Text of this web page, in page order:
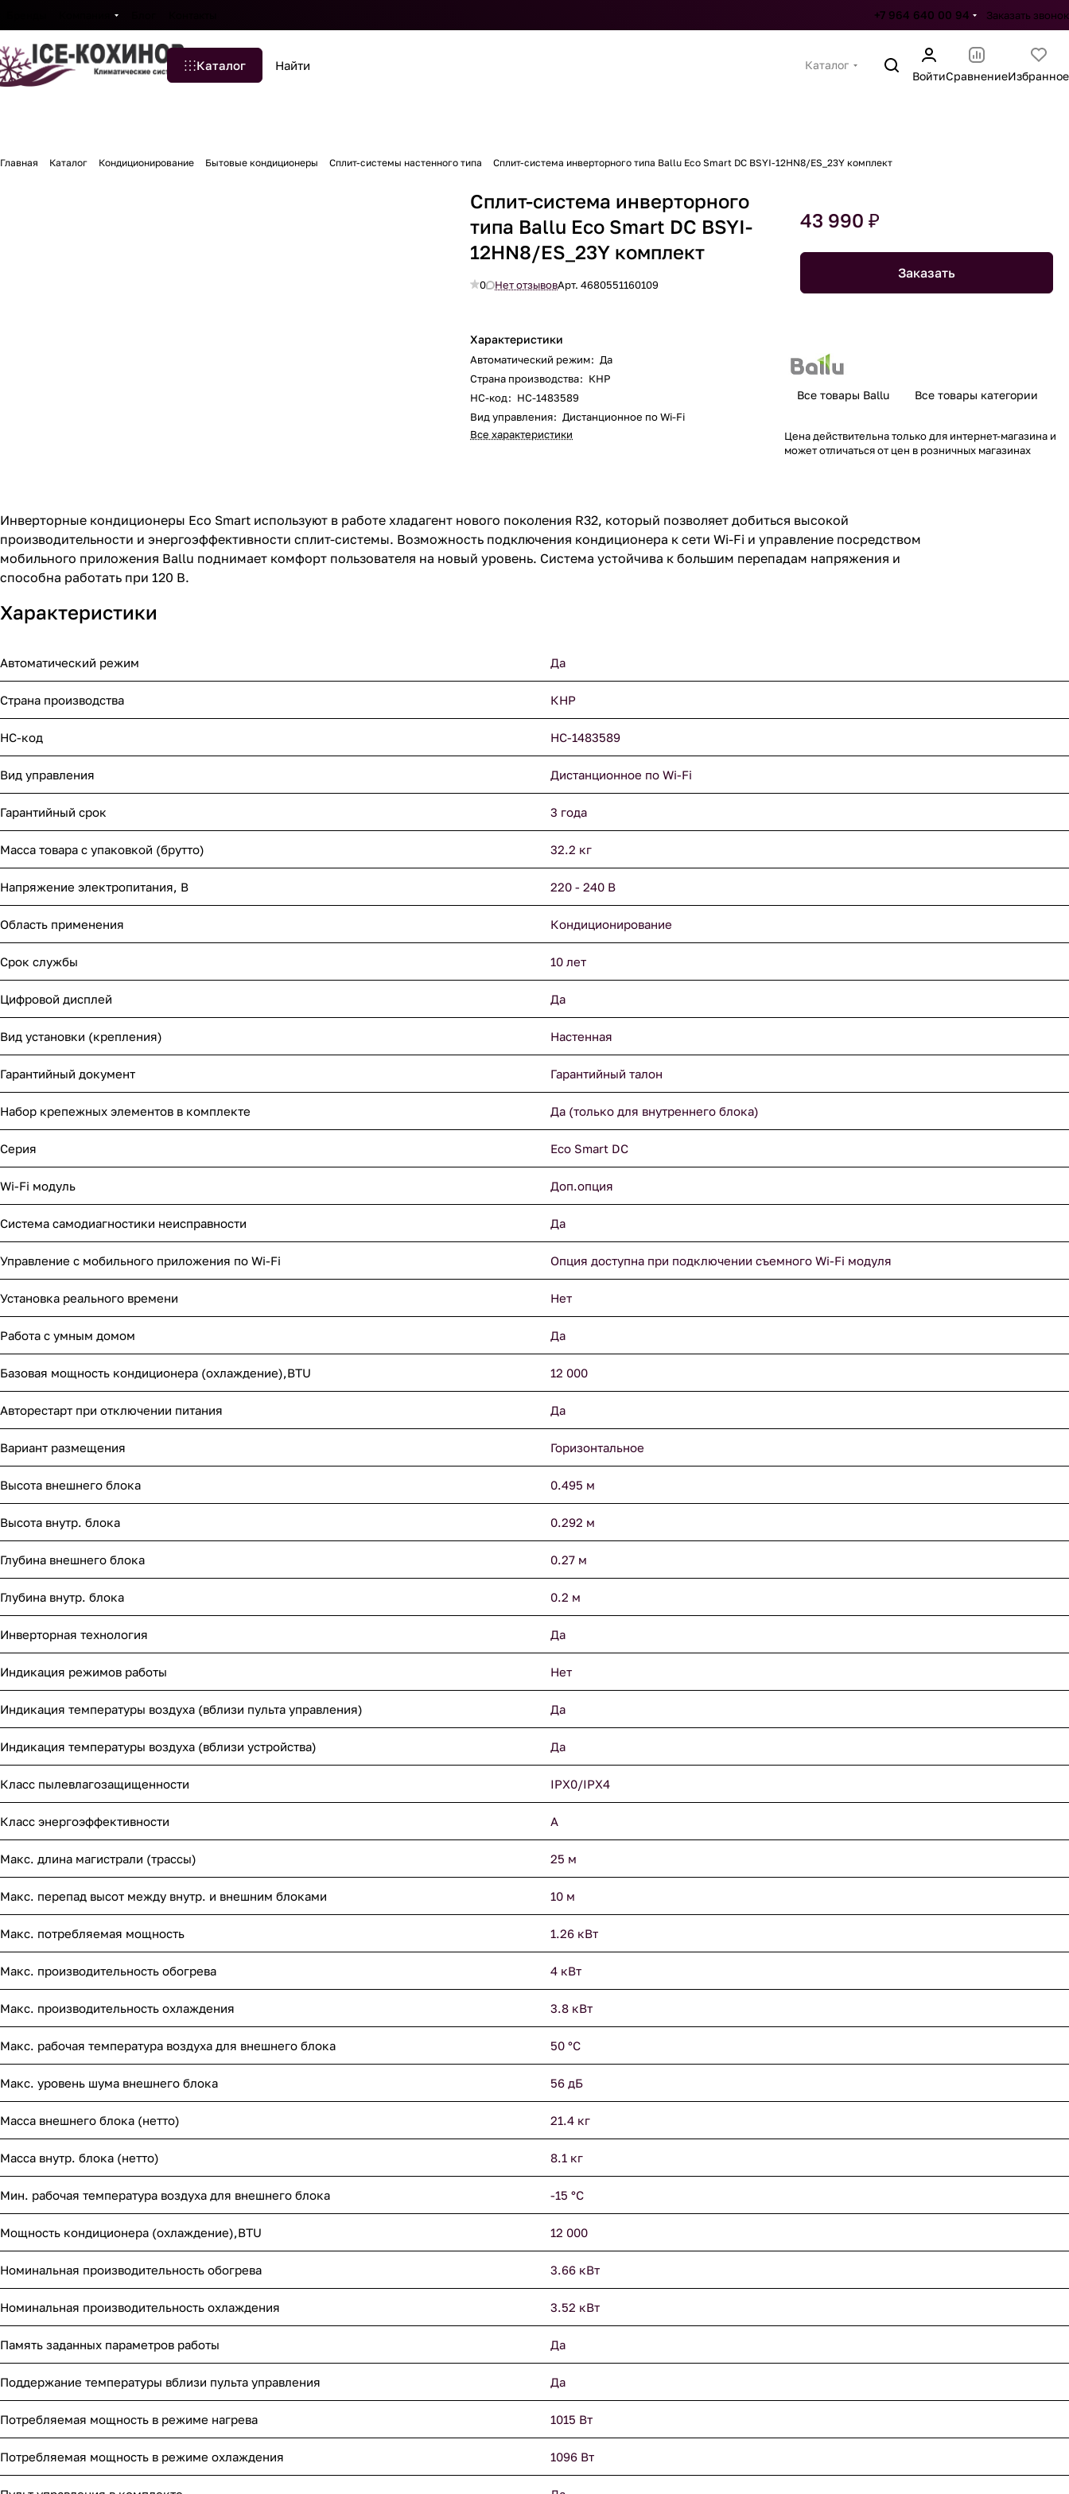
+7 964 640 00 94 Заказать звонок
Каталог
Каталог
ВойтиСравнениеИзбранное
Главная Каталог Кондиционирование Бытовые кондиционеры Сплит-системы настенного типа Сплит-система инверторного типа Ballu Eco Smart DC BSYI-12HN8/ES_23Y комплект
Сплит-система инверторного
типа Ballu Eco Smart DC BSYI-
12HN8/ES_23Y комплект
0 Нет отзывовАрт.4680551160109
Характеристики
Автоматический режим: Да
Страна производства: КНР
НС-код: НС-1483589
Вид управления: Дистанционное по Wi-Fi
Все характеристики
43 990 ₽
Заказать
Все товары Ballu Все товары категории
Цена действительна только для интернет-магазина и
может отличаться от цен в розничных магазинах
Инверторные кондиционеры Eco Smart используют в работе хладагент нового поколения R32, который позволяет добиться высокой
производительности и энергоэффективности сплит-системы. Возможность подключения кондиционера к сети Wi-Fi и управление посредством
мобильного приложения Ballu поднимает комфорт пользователя на новый уровень. Система устойчива к большим перепадам напряжения и
способна работать при 120 В.
Характеристики
Автоматический режим Да
Страна производства КНР
НС-код НС-1483589
Вид управления Дистанционное по Wi-Fi
Гарантийный срок 3 года
Масса товара с упаковкой (брутто) 32.2 кг
Напряжение электропитания, В 220 - 240 В
Область применения Кондиционирование
Срок службы 10 лет
Цифровой дисплей Да
Вид установки (крепления) Настенная
Гарантийный документ Гарантийный талон
Набор крепежных элементов в комплекте Да (только для внутреннего блока)
Серия Eco Smart DC
Wi-Fi модуль Доп.опция
Система самодиагностики неисправности Да
Управление c мобильного приложения по Wi-Fi Опция доступна при подключении съемного Wi-Fi модуля
Установка реального времени Нет
Работа с умным домом Да
Базовая мощность кондиционера (охлаждение),BTU 12 000
Авторестарт при отключении питания Да
Вариант размещения Горизонтальное
Высота внешнего блока 0.495 м
Высота внутр. блока 0.292 м
Глубина внешнего блока 0.27 м
Глубина внутр. блока 0.2 м
Инверторная технология Да
Индикация режимов работы Нет
Индикация температуры воздуха (вблизи пульта управления) Да
Индикация температуры воздуха (вблизи устройства) Да
Класс пылевлагозащищенности IPX0/IPX4
Класс энергоэффективности A
Макс. длина магистрали (трассы) 25 м
Макс. перепад высот между внутр. и внешним блоками 10 м
Макс. потребляемая мощность 1.26 кВт
Макс. производительность обогрева 4 кВт
Макс. производительность охлаждения 3.8 кВт
Макс. рабочая температура воздуха для внешнего блока 50 °С
Макс. уровень шума внешнего блока 56 дБ
Масса внешнего блока (нетто) 21.4 кг
Масса внутр. блока (нетто) 8.1 кг
Мин. рабочая температура воздуха для внешнего блока -15 °С
Мощность кондиционера (охлаждение),BTU 12 000
Номинальная производительность обогрева 3.66 кВт
Номинальная производительность охлаждения 3.52 кВт
Память заданных параметров работы Да
Поддержание температуры вблизи пульта управления Да
Потребляемая мощность в режиме нагрева 1015 Вт
Потребляемая мощность в режиме охлаждения 1096 Вт